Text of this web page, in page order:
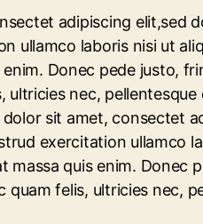
adipiscing elit,sed
ullamco laboris nisi ut
Donec pede justo,
ultricies nec,
dolor sit amet, consectet
exercitation ullamco
quis enim. Donec
quam felis, ultricies nec,